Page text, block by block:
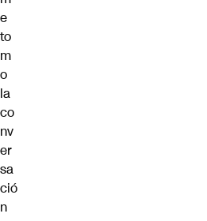
e
to
m
o
la
co
nv
er
sa
ció
n